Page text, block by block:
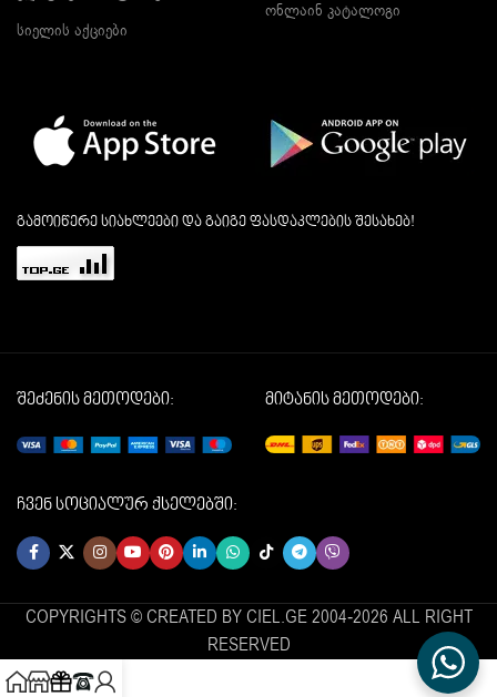
სიელის აქციები
ონლაინ კატალოგი
გამოიწერე სიახლეები და გაიგე ფასდაკლების შესახებ!
შეძენის მეთოდები: მიტანის მეთოდები:
ჩვენ სოციალურ ქსელებში:
COPYRIGHTS © CREATED BY CIEL.GE 2004-2026 ALL RIGHT
RESERVED